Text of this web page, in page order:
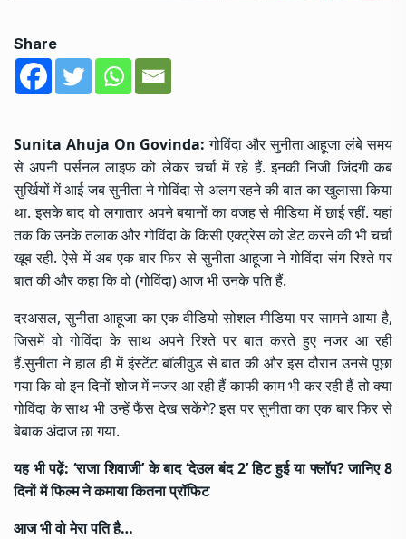
Share
Sunita Ahuja On Govinda: गोविंदा और सुनीता आहूजा लंबे समय
से अपनी पर्सनल लाइफ को लेकर चर्चा में रहे हैं. इनकी निजी जिंदगी कब
सुर्खियों में आई जब सुनीता ने गोविंदा से अलग रहने की बात का खुलासा किया
था. इसके बाद वो लगातार अपने बयानों का वजह से मीडिया में छाई रहीं. यहां
तक कि उनके तलाक और गोविंदा के किसी एक्ट्रेस को डेट करने की भी चर्चा
खूब रही. ऐसे में अब एक बार फिर से सुनीता आहूजा ने गोविंदा संग रिश्ते पर
बात की और कहा कि वो (गोविंदा) आज भी उनके पति हैं.
दरअसल, सुनीता आहूजा का एक वीडियो सोशल मीडिया पर सामने आया है,
जिसमें वो गोविंदा के साथ अपने रिश्ते पर बात करते हुए नजर आ रही
हैं.सुनीता ने हाल ही में इंस्टेंट बॉलीवुड से बात की और इस दौरान उनसे पूछा
गया कि वो इन दिनों शोज में नजर आ रही हैं काफी काम भी कर रही हैं तो क्या
गोविंदा के साथ भी उन्हें फैंस देख सकेंगे? इस पर सुनीता का एक बार फिर से
बेबाक अंदाज छा गया.
यह भी पढ़ें:‘राजा शिवाजी’ के बाद ‘देउल बंद 2’ हिट हुई या फ्लॉप? जानिए 8
दिनों में फिल्म ने कमाया कितना प्रॉफिट
आज भी वो मेरा पति है…